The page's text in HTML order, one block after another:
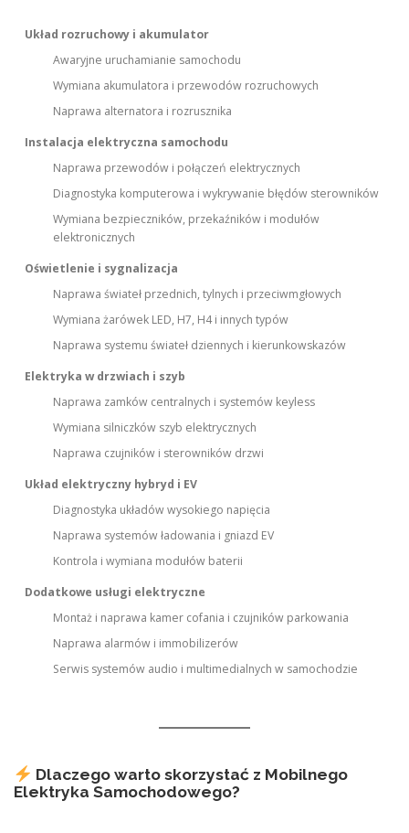
Układ rozruchowy i akumulator
Awaryjne uruchamianie samochodu
Wymiana akumulatora i przewodów rozruchowych
Naprawa alternatora i rozrusznika
Instalacja elektryczna samochodu
Naprawa przewodów i połączeń elektrycznych
Diagnostyka komputerowa i wykrywanie błędów sterowników
Wymiana bezpieczników, przekaźników i modułów
elektronicznych
Oświetlenie i sygnalizacja
Naprawa świateł przednich, tylnych i przeciwmgłowych
Wymiana żarówek LED, H7, H4 i innych typów
Naprawa systemu świateł dziennych i kierunkowskazów
Elektryka w drzwiach i szyb
Naprawa zamków centralnych i systemów keyless
Wymiana silniczków szyb elektrycznych
Naprawa czujników i sterowników drzwi
Układ elektryczny hybryd i EV
Diagnostyka układów wysokiego napięcia
Naprawa systemów ładowania i gniazd EV
Kontrola i wymiana modułów baterii
Dodatkowe usługi elektryczne
Montaż i naprawa kamer cofania i czujników parkowania
Naprawa alarmów i immobilizerów
Serwis systemów audio i multimedialnych w samochodzie
Dlaczego warto skorzystać z Mobilnego
Elektryka Samochodowego?